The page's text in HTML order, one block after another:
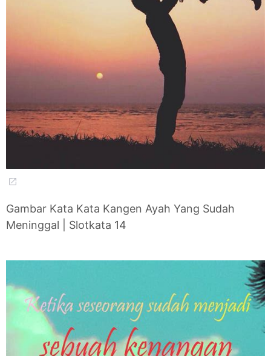
Gambar Kata Kata Kangen Ayah Yang Sudah
Meninggal | Slotkata 14